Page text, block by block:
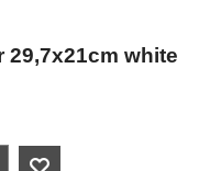
29,7x21cm white